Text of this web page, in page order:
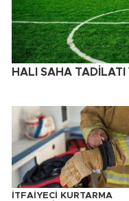
HALI SAHA TADİLATI
İTFAİYECİ KURTARMA